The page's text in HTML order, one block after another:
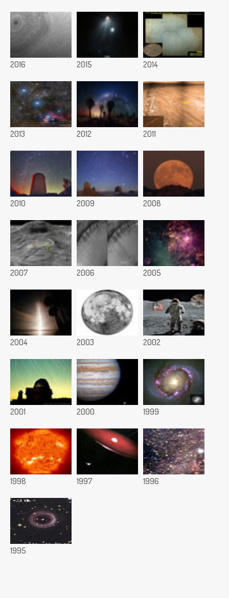
2016 2015 2014
2013 2012 2011
2010 2009 2008
2007 2006 2005
2004 2003 2002
2001 2000 1999
1998 1997 1996
1995